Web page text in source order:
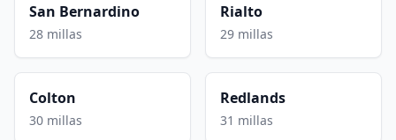
San Bernardino
28 millas
Rialto
29 millas
Colton
30 millas
Redlands
31 millas